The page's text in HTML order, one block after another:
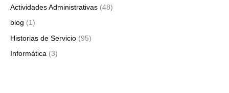
Actividades Administrativas (48)
blog (1)
Historias de Servicio (95)
Informática (3)